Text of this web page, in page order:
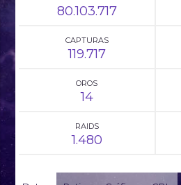
80.103.717
CAPTURAS
119.717
OROS
14
RAIDS
1.480